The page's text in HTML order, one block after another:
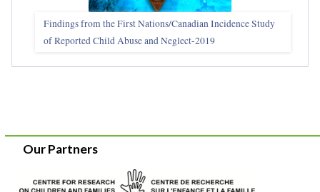
Findings from the First Nations/Canadian Incidence Study
of Reported Child Abuse and Neglect-2019
Our Partners